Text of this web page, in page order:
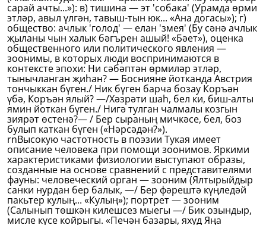
сарай ачты...»): в) тишина — эт 'собака' (Урамда өрми
этләр, авыл үлгән, тавыш-тын юк... «Ана догасы»); г)
общество: ачлык 'голод' — елан 'змея' (Бу сәнә ачлык
җыланы чын халык бәгърен ашый! «Бәет»), оценка
общественного или политического явления —
зоонимы, в которых люди воспринимаются в
контексте эпохи: Ни сәбәптән өрмиләр этләр,
тынычланган җиһан? — Боснияне йотканда Австрия
тончыккан бүген./ Ник бүген барча бозау Коръән
үбә, Коръән ялый? —/Хәзрәти шаһ, бел ки, биш-алты
ямин йоткан бүген./ Нигә тулган чалмалы козгын
зиярәт өстенә?— / Бер сыраның мичкәсе, бел, боз
булып каткан бүген («Нәрсәдән?»).
rnВысокую частотность в поэзии Тукая имеет
описание человека при помощи зоонимов. Яркими
характеристиками физиологии выступают образы,
созданные на основе сравнений с представителями
фауны: человеческий орган — зооним (Ялтырыйдыр
санки нурдан бер балык, —/ Бер фәрештә күңледәй
пакьтер кулың... «Кулың»); портрет — зооним
(Салынып төшкән килешсез мыегы —/ Бик озындыр,
мисле күсе койрыгы. «Печән базары, яхуд Яңа